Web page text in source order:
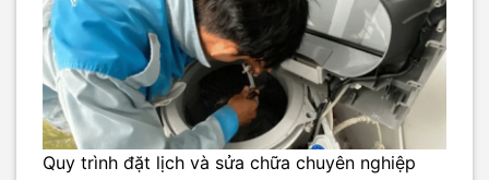
Quy trình đặt lịch và sửa chữa chuyên nghiệp